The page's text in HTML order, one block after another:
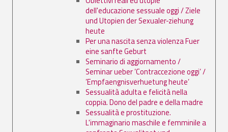
dell'educazione sessuale oggi / Ziele
und Utopien der Sexualer-ziehung
heute
Per una nascita senza violenza Fuer
eine sanfte Geburt
Seminario di aggiornamento /
Seminar ueber ’Contraccezione oggi’ /
’Empfaengnisverhuetung heute’
Sessualità adulta e felicità nella
coppia. Dono del padre e della madre
Sessualità e prostituzione.
L'immaginario maschile e femminile a